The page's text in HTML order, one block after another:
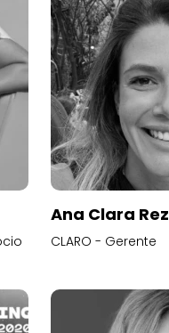
Ana Clara
CLARO - Gerente